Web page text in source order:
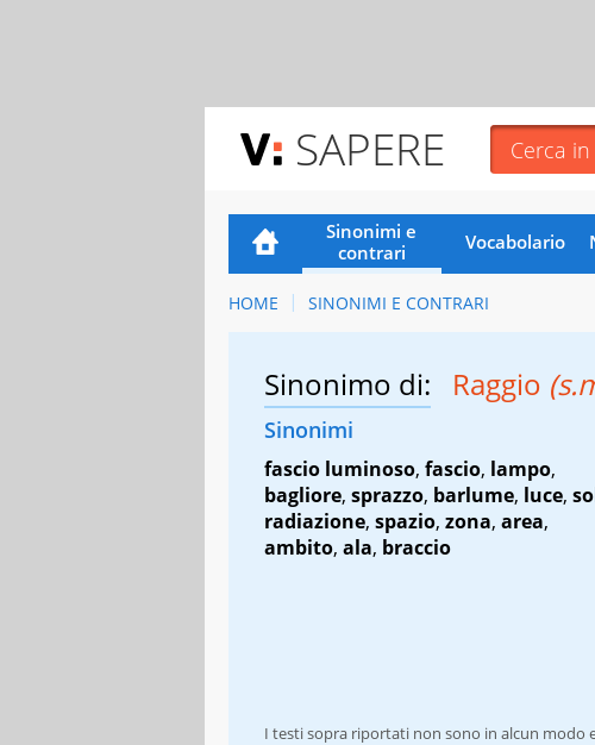
SAPERE
Sinonimi e
contrari
Vocabolario
HOME SINONIMI E CONTRARI
Sinonimo di: Raggio
Sinonimi
fascio luminoso, fascio, lampo,
bagliore, sprazzo, barlume, luce,
radiazione, spazio, zona, area,
ambito, ala, braccio
I testi sopra riportati non sono in alcun modo